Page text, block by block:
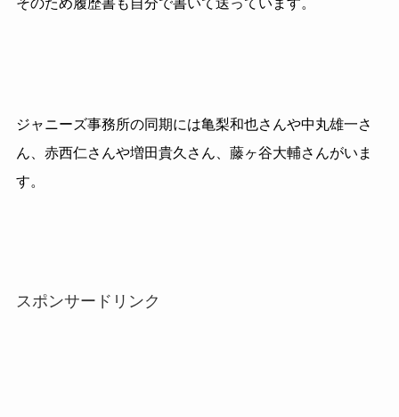
そのため履歴書も自分で書いて送っています。
ジャニーズ事務所の同期には亀梨和也さんや中丸雄一さ
ん、赤西仁さんや増田貴久さん、藤ヶ谷大輔さんがいま
す。
スポンサードリンク